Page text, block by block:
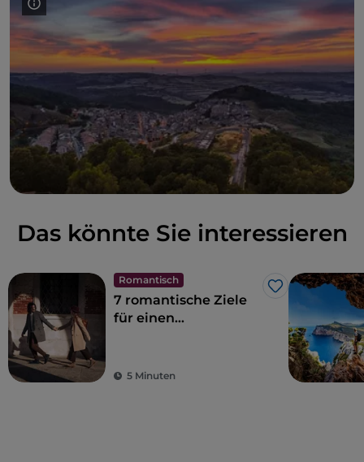
Anapo-Tal bietet. Von Ferla nach Buccheri ist es dann
ein weiterer Spaziergang durch die Geschichte und
Kultur der Monti Iblei. Und nur wenige Kilometer
entfernt, auf der anderen Seite des Flusses, befindet
sich Palazzolo Acreide, das antike griechische Akrai,
eines der Juwelen des sizilianischen Barocks, das
ebenfalls zum UNESCO-Weltkulturerbe gehört, da
es prächtige Kirchen beherbergt, die nach dem
Erdbeben von 1693 erbaut wurden.
Das könnte Sie interessieren
Romantisch
Like
7 romantische Ziele
für einen
Italien
5 Minuten